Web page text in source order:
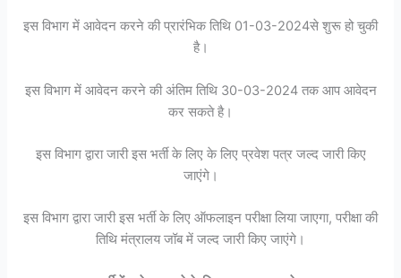
इस विभाग में आवेदन करने की प्रारंभिक तिथि 01-03-2024से शुरू हो चुकी
है।
इस विभाग में आवेदन करने की अंतिम तिथि 30-03-2024 तक आप आवेदन
कर सकते है।
इस विभाग द्वारा जारी इस भर्ती के लिए के लिए प्रवेश पत्र जल्द जारी किए
जाएंगे।
इस विभाग द्वारा जारी इस भर्ती के लिए ऑफलाइन परीक्षा लिया जाएगा, परीक्षा की
तिथि मंत्रालय जॉब में जल्द जारी किए जाएंगे।